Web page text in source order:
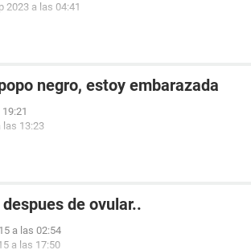
2023 a las 04:41
negro, estoy embarazada
las 13:23
de ovular..
a las 02:54
a las 17:50